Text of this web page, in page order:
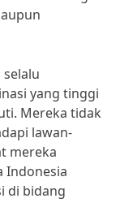
yang tinggi
Mereka tidak
lawan-
mereka
Indonesia
di bidang